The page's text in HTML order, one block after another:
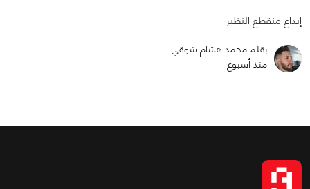
إبداع منقطع النظير
بقلم محمد هشام شوقي
منذ أسبوع